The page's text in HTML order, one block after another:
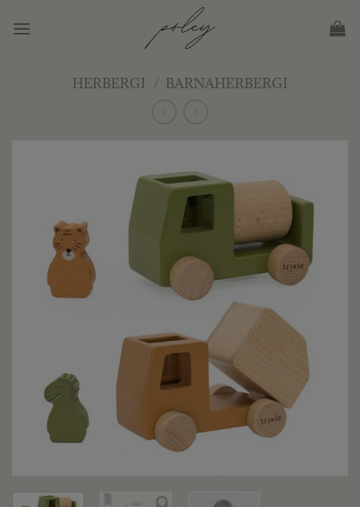
HERBERGI / BARNAHERBERGI